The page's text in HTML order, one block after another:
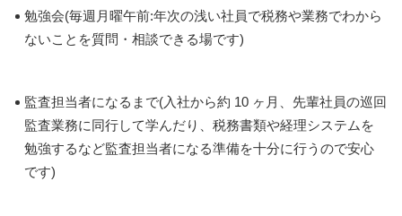
勉強会(毎週月曜午前:年次の浅い社員で税務や業務でわから
ないことを質問・相談できる場です)
監査担当者になるまで(入社から約 10 ヶ月、先輩社員の巡回
監査業務に同行して学んだり、税務書類や経理システムを
勉強するなど監査担当者になる準備を十分に行うので安心
です)